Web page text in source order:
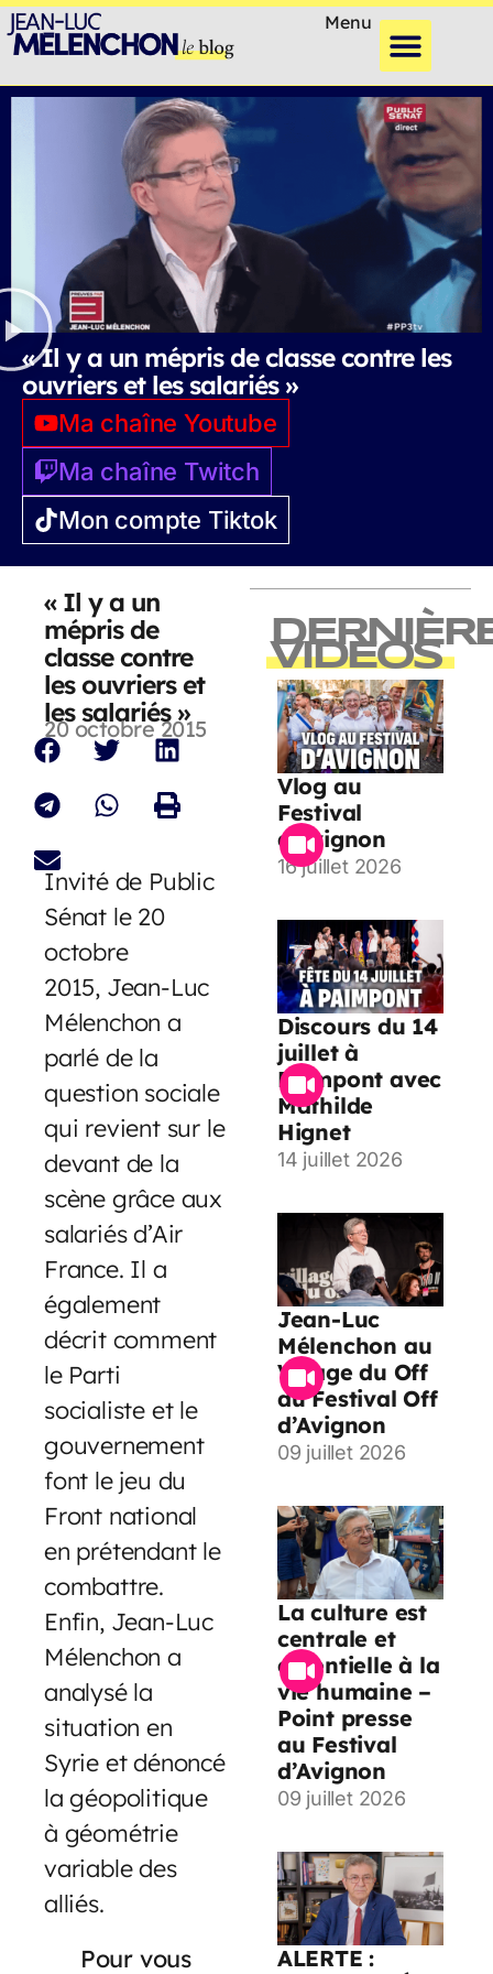
Menu
« Il y a un mépris de classe contre les
ouvriers et les salariés »
Ma chaîne Youtube
Ma chaîne Twitch
Mon compte Tiktok
« Il y a un
mépris de
classe contre
les ouvriers et
les salariés »
20 octobre 2015
Invité de Public
Sénat le 20
octobre
2015, Jean-Luc
Mélenchon a
parlé de la
question sociale
qui revient sur le
devant de la
scène grâce aux
salariés d’Air
France. Il a
également
décrit comment
le Parti
socialiste et le
gouvernement
font le jeu du
Front national
en prétendant le
combattre.
Enfin, Jean-Luc
Mélenchon a
analysé la
situation en
Syrie et dénoncé
la géopolitique
à géométrie
variable des
alliés.
Pour vous
VIDEOS
Vlog au
Festival
d’Avignon
16 juillet 2026
Discours du 14
juillet à
Paimpont avec
Mathilde
Hignet
14 juillet 2026
Jean-Luc
Mélenchon au
Village du Off
du Festival Off
d’Avignon
09 juillet 2026
La culture est
centrale et
essentielle à la
vie humaine –
Point presse
au Festival
d’Avignon
09 juillet 2026
ALERTE :